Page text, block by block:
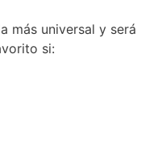
más universal y será
si: